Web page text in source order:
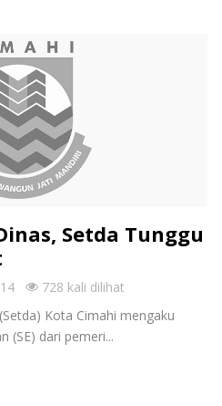
Setda Tunggu
728 kali dilihat
Kota Cimahi mengaku
(SE) dari pemeri...